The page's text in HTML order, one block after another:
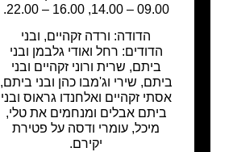
09.00 – 14.00, 16.00 – 22.00.
הדודה: ורדה זקהיים, ובני
הדודים: רחל ואודי גלבמן ובני
ביתם, שרית ורוני זקהיים ובני
ביתם, שירי וג'מבו כהן ובני ביתם,
אסתי זקהיים ואלחנדו גראוס ובני
ביתם אבלים ומנחמים את טלי,
מיכל, עומרי ודסה על פטירת
יקירם.